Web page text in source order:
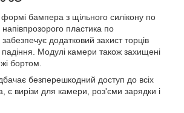
бампера з щільного силікону по
пластика по
додатковий захист торців
падіння. Модулі камери також захищені
бортом.
безперешкодний доступ до всіх
є вирізи для камери, роз'єми зарядки і